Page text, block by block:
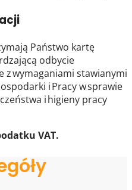
Państwo kartę
odbycie
z wymaganiami stawianymi
i Pracy w sprawie
i higieny pracy
VAT.